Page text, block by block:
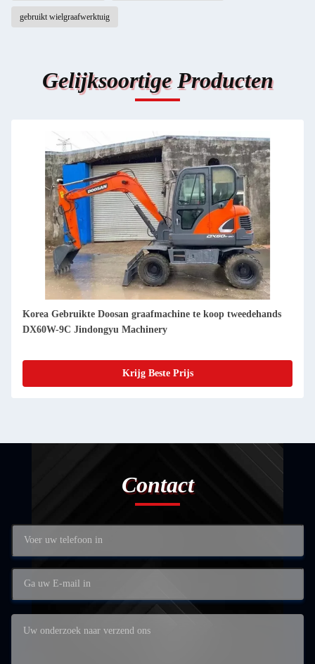
gebruikt wielgraafwerktuig
Gelijksoortige Producten
Korea Gebruikte Doosan graafmachine te koop Tweedehands
DX60 Jindongyu Machinery
Krijg Beste Prijs
Contact